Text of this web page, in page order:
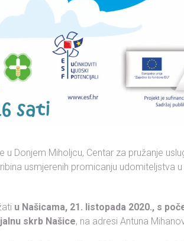
u Donjem Miholjcu, Centar za pružanje
usmjerenih promicanju udomiteljstva
u Našicama, 21. listopada 2020., s
skrb Našice, na adresi Antuna